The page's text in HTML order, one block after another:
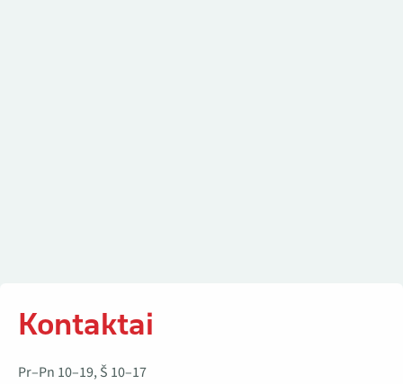
Kontaktai
Pr–Pn 10–19, Š 10–17